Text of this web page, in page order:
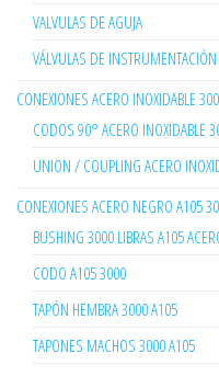
VALVULAS DE AGUJA
VÁLVULAS DE INSTRUMENTACIÓN
CONEXIONES ACERO INOXIDABLE
CODOS 90° ACERO INOXIDABLE
UNION / COUPLING ACERO
CONEXIONES ACERO NEGRO A105
BUSHING 3000 LIBRAS A105
CODO A105 3000
TAPÓN HEMBRA 3000 A105
TAPONES MACHOS 3000 A105